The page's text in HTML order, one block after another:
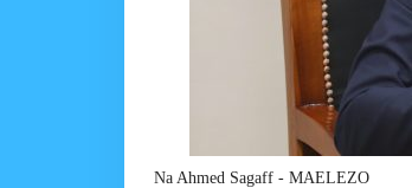
Na Ahmed Sagaff - MAELEZO